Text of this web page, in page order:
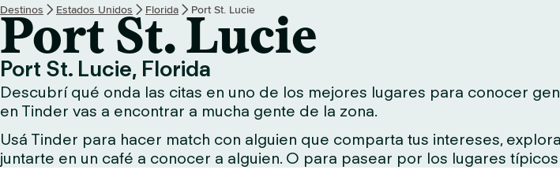
d
e
T
i
n
d
e
Destinos Estados Unidos Florida Port St. Lucie
Port St. Lucie
Port St. Lucie, Florida
Descubrí qué onda las citas en uno de los mejores lugares para conocer
en Tinder vas a encontrar a mucha gente de la zona.
Usá Tinder para hacer match con alguien que comparta tus intereses,
juntarte en un café a conocer a alguien. O para pasear por los lugares